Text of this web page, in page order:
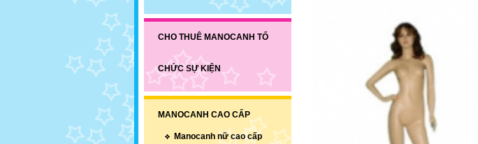
CHO THUÊ MANOCANH TỔ
CHỨC SỰ KIỆN
MANOCANH CAO CẤP
Manocanh nữ cao cấp